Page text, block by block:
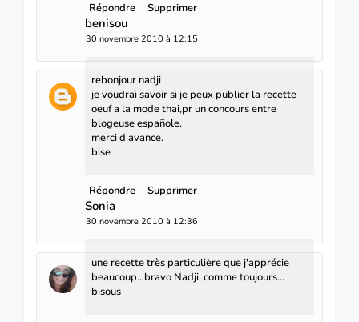
Répondre Supprimer
benisou
30 novembre 2010 à 12:15
rebonjour nadji
je voudrai savoir si je peux publier la recette
oeuf a la mode thai,pr un concours entre
blogeuse españole.
merci d avance.
bise
Répondre Supprimer
Sonia
30 novembre 2010 à 12:36
une recette très particulière que j'apprécie
beaucoup...bravo Nadji, comme toujours...
bisous